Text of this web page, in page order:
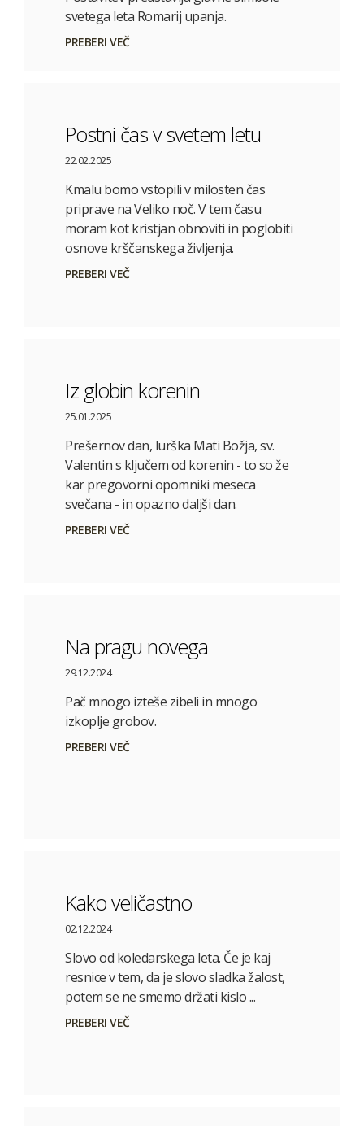
svetega leta Romarij upanja.
PREBERI VEČ
Postni čas v svetem letu
22.02.2025
Kmalu bomo vstopili v milosten čas
priprave na Veliko noč. V tem času
moram kot kristjan obnoviti in poglobiti
osnove krščanskega življenja.
PREBERI VEČ
Iz globin korenin
25.01.2025
Prešernov dan, lurška Mati Božja, sv.
Valentin s ključem od korenin - to so že
kar pregovorni opomniki meseca
svečana - in opazno daljši dan.
PREBERI VEČ
Na pragu novega
29.12.2024
Pač mnogo izteše zibeli in mnogo
izkoplje grobov.
PREBERI VEČ
Kako veličastno
02.12.2024
Slovo od koledarskega leta. Če je kaj
resnice v tem, da je slovo sladka žalost,
potem se ne smemo držati kislo ...
PREBERI VEČ